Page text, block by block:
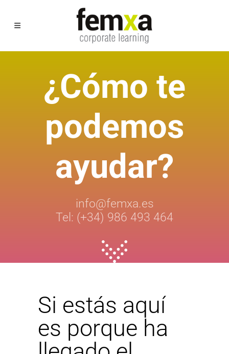
¿Cómo te
podemos
ayudar?
info@femxa.es
Tel: (+34) 986 493 464
Si estás aquí
es porque ha